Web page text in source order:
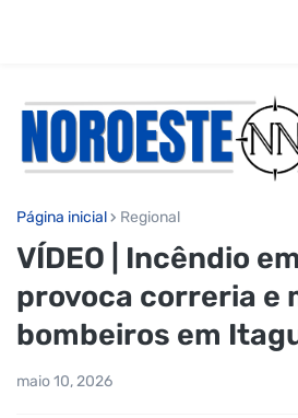
Página inicial Regional
VÍDEO | Incêndio
provoca correria e
bombeiros em
maio 10, 2026